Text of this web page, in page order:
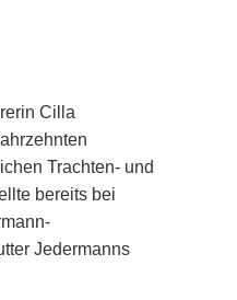
Cilla
Trachten- und
bereits bei
Jedermanns